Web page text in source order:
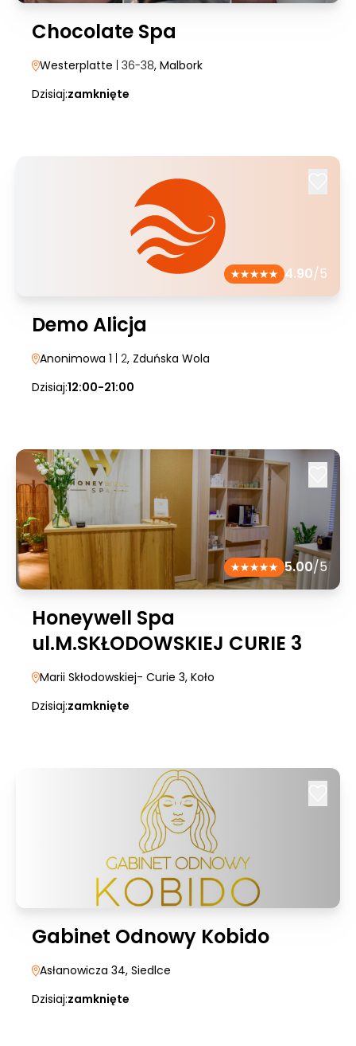
Chocolate Spa
Westerplatte | 36-38, Malbork
Dzisiaj:zamknięte
4.90/5
Demo Alicja
Anonimowa 1 | 2, Zduńska Wola
Dzisiaj:12:00-21:00
5.00/5
Honeywell Spa
ul.M.SKŁODOWSKIEJ CURIE 3
Marii Skłodowskiej- Curie 3, Koło
Dzisiaj:zamknięte
Gabinet Odnowy Kobido
Asłanowicza 34, Siedlce
Dzisiaj:zamknięte